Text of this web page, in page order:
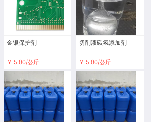
金银保护剂
￥ 5.00/公斤
切削液碳氢添加剂
￥ 5.00/公斤